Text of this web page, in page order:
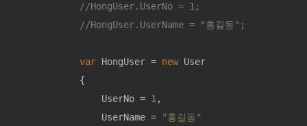
//HongUser.UserNo = 1;
//HongUser.UserName = "홍길동";
var HongUser = new User
            {
                UserNo =
1,
                UserName =
"홍길동"